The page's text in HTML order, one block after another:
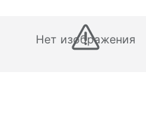
Нет изображения